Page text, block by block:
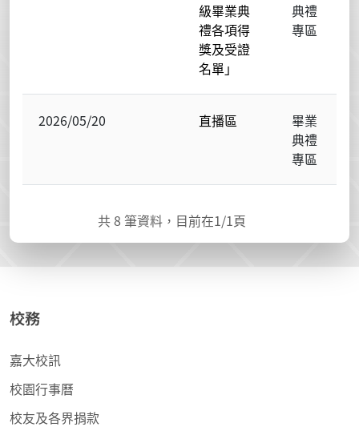
級畢業典
禮各項得
獎及受證
名單」
典禮
專區
2026/05/20 直播區
畢業
典禮
專區
共8 筆資料，目前在1/1頁
校務
嘉大校訊
校園行事曆
校友及各界捐款